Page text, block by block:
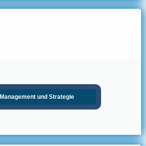
Management und Strategie